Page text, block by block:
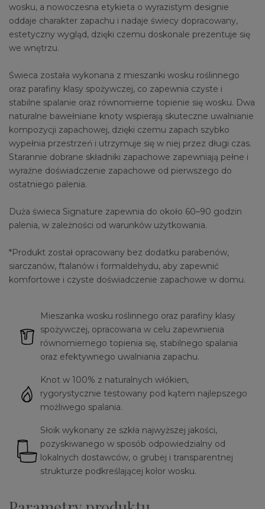
wosku, a nowoczesna etykieta o wyrazistym designie
oddaje charakter zapachu i nadaje świecy dopracowany,
estetyczny wygląd, dzięki czemu doskonale prezentuje się
we wnętrzu.
Świeca została wykonana z mieszanki wosku roślinnego
oraz parafiny klasy spożywczej, co zapewnia czyste i
stabilne spalanie oraz równomierne topienie się wosku. Dwa
naturalne bawełniane knoty wspierają skuteczne uwalnianie
kompozycji zapachowej, dzięki czemu zapach szybko
wypełnia przestrzeń i utrzymuje się w niej przez długi czas.
Starannie dobrane składniki zapachowe zapewniają pełne i
wyraźne doświadczenie zapachowe od pierwszego do
ostatniego palenia.
Duża świeca Signature zapewnia do około 60–90 godzin
palenia, w zależności od warunków użytkowania.
*Produkt został opracowany bez dodatku parabenów,
siarczanów, ftalanów i formaldehydu, aby zapewnić
komfortowe i czyste doświadczenie zapachowe w domu.
Mieszanka wosku roślinnego oraz parafiny klasy
spożywczej, opracowana w celu zapewnienia
równomiernego topienia się, stabilnego spalania
oraz efektywnego uwalniania zapachu.
Knot w 100% z naturalnych włókien,
rygorystycznie testowany pod kątem najlepszego
możliwego spalania.
Słoik wykonany ze szkła najwyższej jakości,
pozyskiwanego w sposób odpowiedzialny od
lokalnych dostawców, o grubej i transparentnej
strukturze podkreślającej kolor wosku.